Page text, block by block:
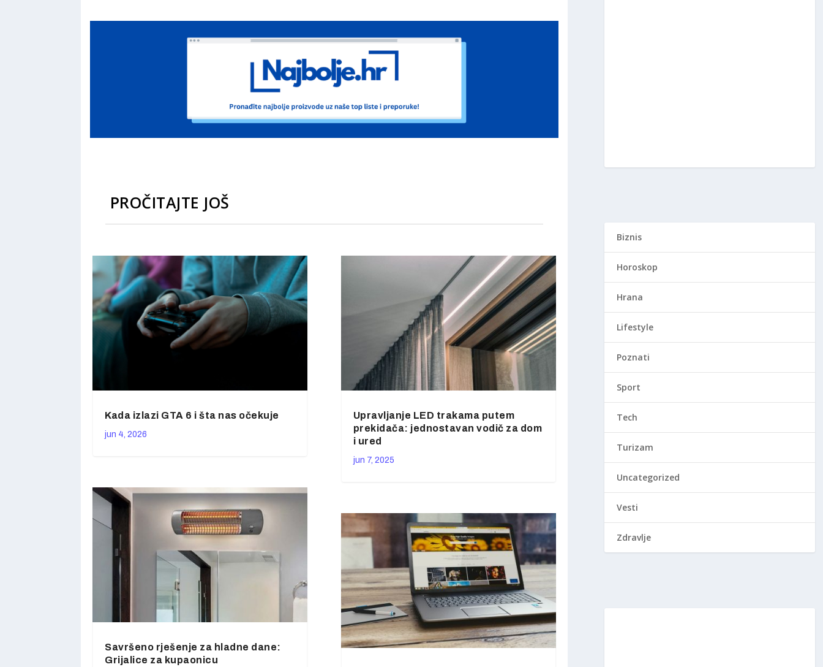
PROČITAJTE JOŠ
Kada izlazi GTA 6 i šta nas očekuje
jun 4, 2026
Savršeno rješenje za hladne dane:
Grijalice za kupaonicu
Upravljanje LED trakama putem
prekidača: jednostavan vodič za dom
i ured
jun 7, 2025
Biznis
Horoskop
Hrana
Lifestyle
Poznati
Sport
Tech
Turizam
Uncategorized
Vesti
Zdravlje